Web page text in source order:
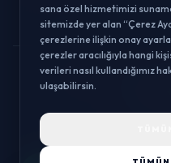
© 2026 LUSTWAY.
sana özel hizmetimizi
sitemizde yer alan “Çerez
çerezlerine ilişkin onay
çerezler aracılığıyla hangi
verileri nasıl kullandığımız
ulaşabilirsin.